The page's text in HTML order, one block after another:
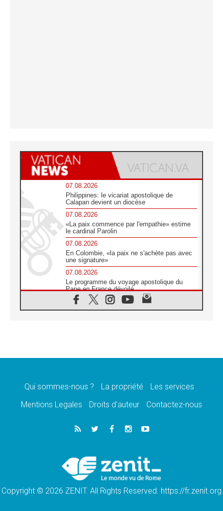
07.08.2026
Philippines: le vicariat apostolique de
Calapan devient un diocèse
07.08.2026
«La paix commence par l'empathie» estime
le cardinal Parolin
07.08.2026
En Colombie, «la paix ne s'achète pas avec
une signature»
07.08.2026
Le programme du voyage apostolique du
Pape en France dévoilé
07.08.2026
1ère Conférence continentale sur l'éducation
07.08.2026
07.08.2026
lancement des «dix jours de prière pour la
paix»
06.08.2026
Préparatifs des JMJ 2027 à Séoul: «c'est
Chrétiens et confucéens: respect et sagesse
pour relever les «défis urgents»
Qui sommes-nous ? La propriété
Les services
Mentions Legales
Droits d’auteur Contactez-nous
Copyright © 2026 ZENIT. All Rights Reserved. https://fr.zenit.org